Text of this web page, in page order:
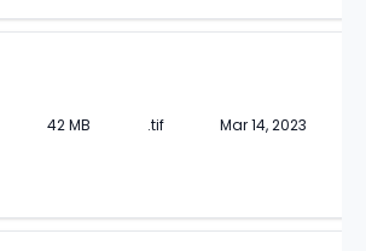
42 MB .tif Mar 14, 2023